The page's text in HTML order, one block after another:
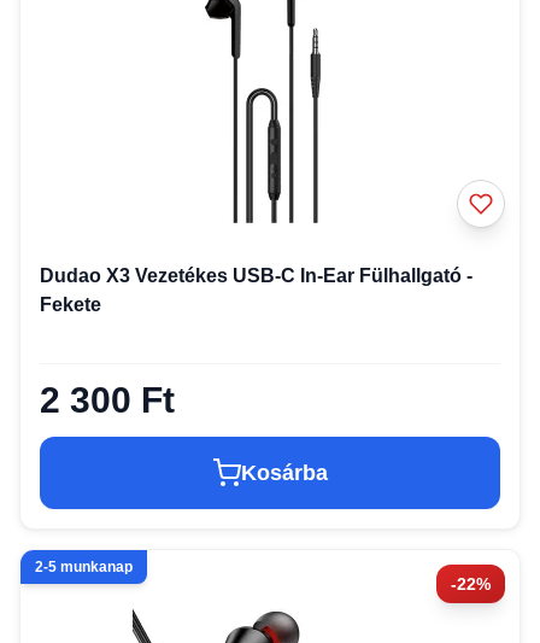
Dudao X3 Vezetékes USB-C In-Ear Fülhallgató -
Fekete
2 300 Ft
Kosárba
-22%
2-5 munkanap